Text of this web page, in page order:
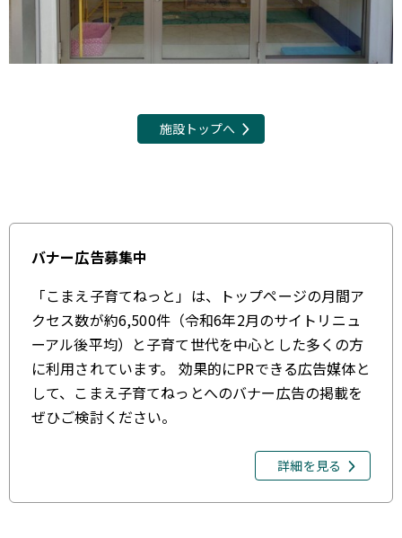
施設トップへ
バナー広告募集中
「こまえ子育てねっと」は、トップページの月間ア
クセス数が約6,500件（令和6年2月のサイトリニュ
ーアル後平均）と子育て世代を中心とした多くの方
に利用されています。 効果的にPRできる広告媒体と
して、こまえ子育てねっとへのバナー広告の掲載を
ぜひご検討ください。
詳細を見る